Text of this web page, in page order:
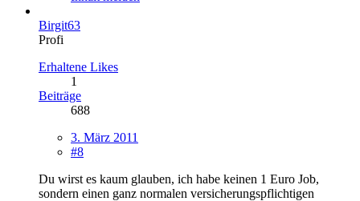
Birgit63
Profi
Erhaltene Likes
1
Beiträge
688
3. März 2011
#8
Du wirst es kaum glauben, ich habe keinen 1 Euro Job,
sondern einen ganz normalen versicherungspflichtigen